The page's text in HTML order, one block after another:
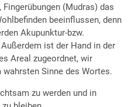
(Mudras) das
beeinflussen, denn
Akupunktur-bzw.
ist der Hand in der
Areal zugeordnet, wir
Sinne des Wortes.
zu werden und in